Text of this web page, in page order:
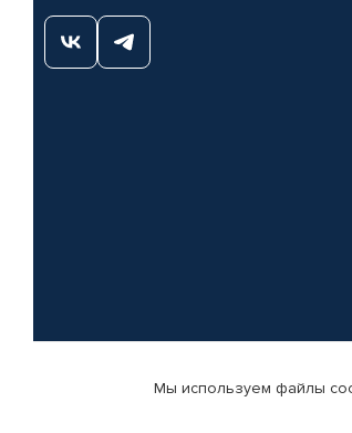
© КАМАЗ ЦЕНТР ДОНЕЦК, 2015-2026. Все
Мы используем файлы